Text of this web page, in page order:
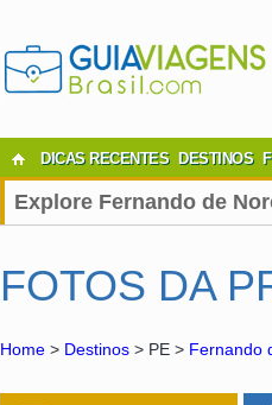
DICAS RECENTES DESTINOS
Explore Fernando de
FOTOS DA
Home > Destinos > PE > Fernando